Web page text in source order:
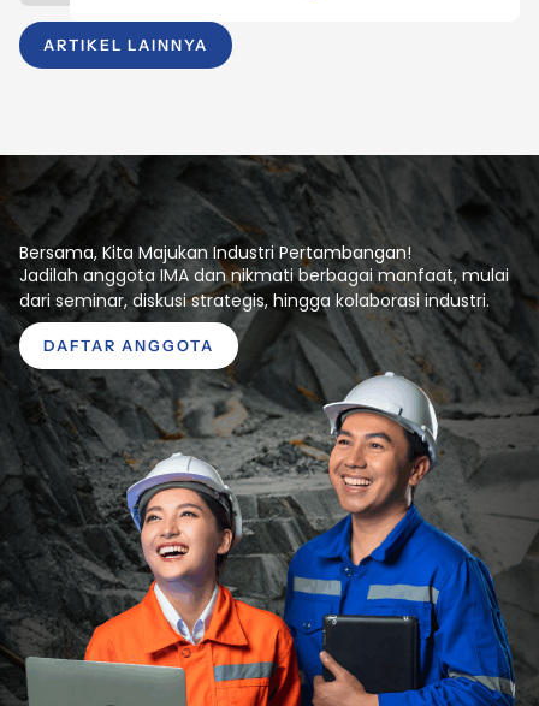
ARTIKEL LAINNYA
Bersama, Kita Majukan Industri Pertambangan!
Jadilah anggota IMA dan nikmati berbagai manfaat, mulai
dari seminar, diskusi strategis, hingga kolaborasi industri.
DAFTAR ANGGOTA